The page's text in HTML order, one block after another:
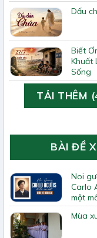
Dấu
Biết
Khuất
Sống
TẢI THÊM (
BÀI ĐỀ
Noi
Carlo
một
Mùa